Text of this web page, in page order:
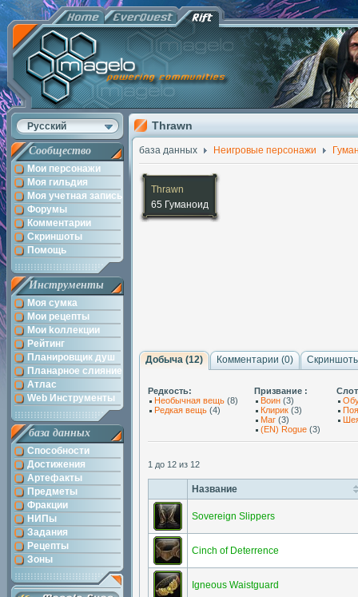
Русский
Сообщество
Мои персонажи
Моя гильдия
Моя учетная запись
Форумы
Комментарии
Скриншоты
Помощь
Инструменты
Моя сумка
Мои рецепты
Мои kоллекции
Рейтинг
Планировщик душ
Планарное слияние
Атлас
Web Инструменты
база данных
Способности
Достижения
Артефакты
Предметы
Фракции
НИПы
Задания
Рецепты
Зоны
Thrawn
база данных Неигровые персонажи
Thrawn
65 Гуманоид
Добыча (12) Комментарии (0)
Редкость:
Необычная вещь (8)
Редкая вещь (4)
Призвание :
Воин (3)
Клирик (3)
Маг (3)
(EN) Rogue (3)
1 до 12 из 12
Название
Sovereign Slippers
Cinch of Deterrence
Igneous Waistguard